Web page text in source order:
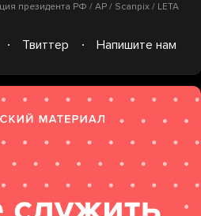
президента РФ / AP / Scanpix / LETA
Твиттер Напишите нам